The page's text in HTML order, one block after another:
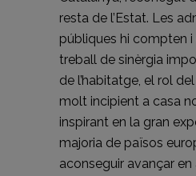
resta de l’Estat. Les
públiques hi compten i
treball de sinèrgia
de l’habitatge, el rol
molt incipient a casa
inspirant en la gran
majoria de països
aconseguir avançar en